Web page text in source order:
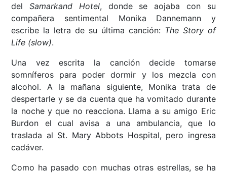
delSamarkand Hotel, donde se aojaba con su
compañera sentimental Monika Dannemann y
escribe la letra de su última canción: The Story of
Life (slow).
Una vez escrita la canción decide tomarse
somníferos para poder dormir y los mezcla con
alcohol. A la mañana siguiente, Monika trata de
despertarle y se da cuenta que ha vomitado durante
la noche y que no reacciona. Llama a su amigo Eric
Burdon el cual avisa a una ambulancia, que lo
traslada al St. Mary Abbots Hospital, pero ingresa
cadáver.
Como ha pasado con muchas otras estrellas, se ha